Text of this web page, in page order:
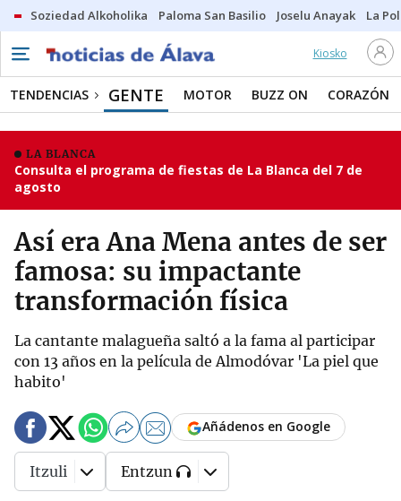
Soziedad Alkoholika Paloma San Basilio Joselu Anayak La
Kiosko
TENDENCIAS GENTE MOTOR BUZZ ON CORAZÓN
LA BLANCA
Consulta el programa de fiestas de La Blanca del 7 de
agosto
Así era Ana Mena antes de ser
famosa: su impactante
transformación física
La cantante malagueña saltó a la fama al participar
con 13 años en la película de Almodóvar 'La piel que
habito'
Añádenos en Google
Itzuli Entzun